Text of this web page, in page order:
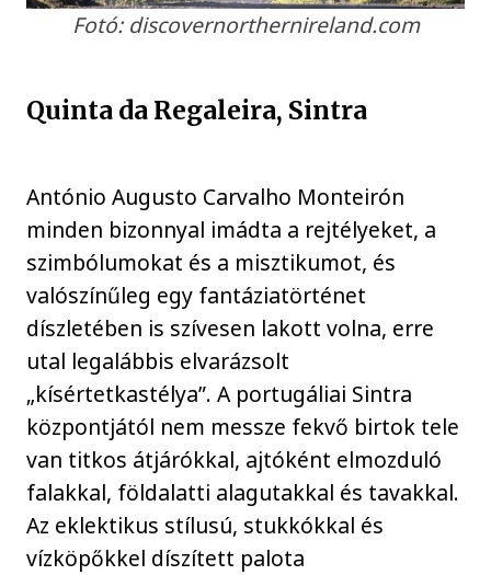
Fotó: discovernorthernireland.com
Quinta da Regaleira, Sintra
António Augusto Carvalho Monteirón
minden bizonnyal imádta a rejtélyeket, a
szimbólumokat és a misztikumot, és
valószínűleg egy fantáziatörténet
díszletében is szívesen lakott volna, erre
utal legalábbis elvarázsolt
„kísértetkastélya”. A portugáliai Sintra
központjától nem messze fekvő birtok tele
van titkos átjárókkal, ajtóként elmozduló
falakkal, földalatti alagutakkal és tavakkal.
Az eklektikus stílusú, stukkókkal és
vízköpőkkel díszített palota